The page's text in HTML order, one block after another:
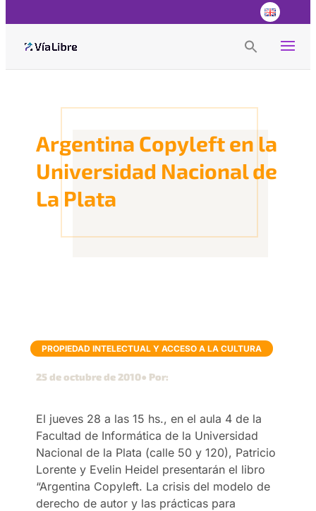
Search Button
Argentina Copyleft en la
Universidad Nacional de
La Plata
PROPIEDAD INTELECTUAL Y ACCESO A LA CULTURA
25 de octubre de 2010● Por:
El jueves 28 a las 15 hs., en el aula 4 de la
Facultad de Informática de la Universidad
Nacional de la Plata (calle 50 y 120), Patricio
Lorente y Evelin Heidel presentarán el libro
“Argentina Copyleft. La crisis del modelo de
derecho de autor y las prácticas para